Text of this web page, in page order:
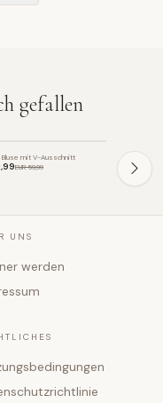
gefallen
Bluse mit V-Ausschnitt
,99EUR 59,99
SALE
EUR 79
UNS
werden